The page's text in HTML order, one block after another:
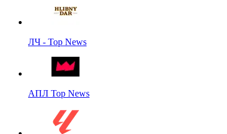
ЛЧ - Top News
АПЛ Top News